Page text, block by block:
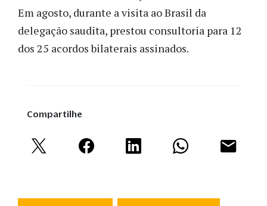
Em agosto, durante a visita ao Brasil da
delegação saudita, prestou consultoria para 12
dos 25 acordos bilaterais assinados.
Compartilhe